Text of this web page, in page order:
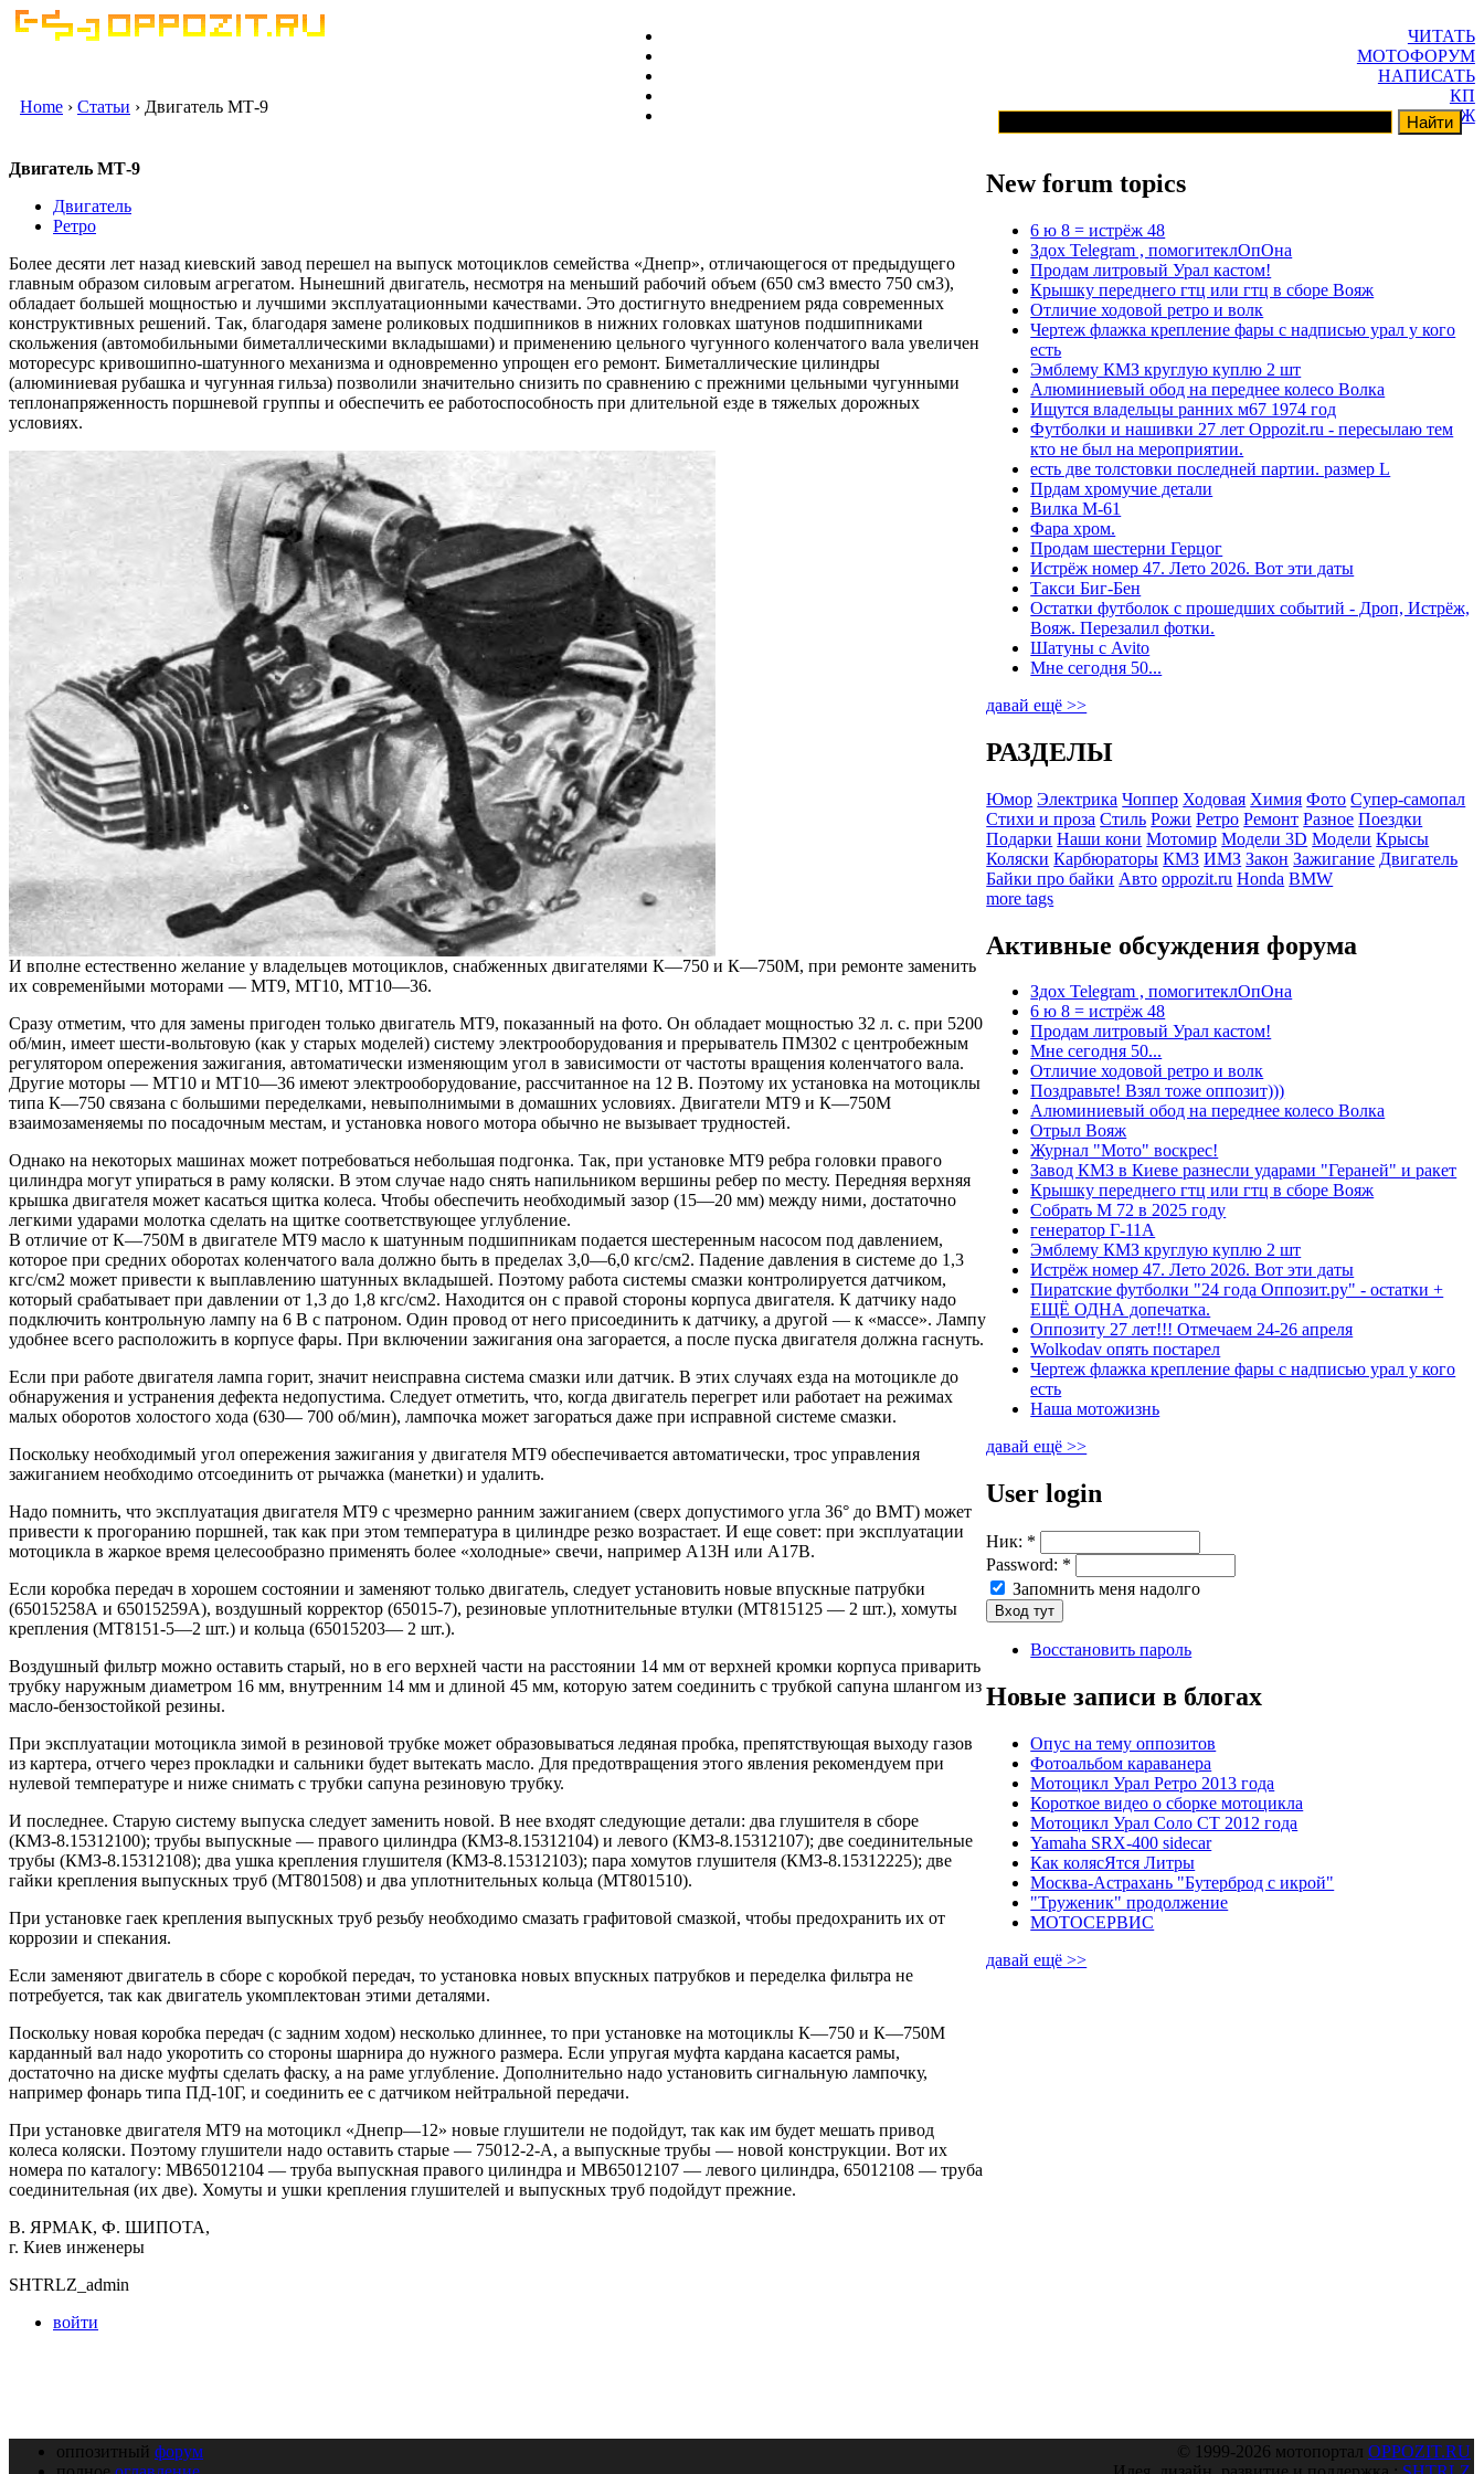
ЧИТАТЬ
МОТОФОРУМ
НАПИСАТЬ
КП
ГАРАЖ
Home › Статьи › Двигатель МТ-9
Двигатель МТ-9
Двигатель
Ретро
Более десяти лет назад киевский завод перешел на выпуск мотоциклов семейства «Днепр», отличающегося от предыдущего
главным образом силовым агрегатом. Нынешний двигатель, несмотря на меньший рабочий объем (650 см3 вместо 750 см3),
обладает большей мощностью и лучшими эксплуатационными качествами. Это достигнуто внедрением ряда современных
конструктивных решений. Так, благодаря замене роликовых подшипников в нижних головках шатунов подшипниками
скольжения (автомобильными биметаллическими вкладышами) и применению цельного чугунного коленчатого вала увеличен
моторесурс кривошипно-шатунного механизма и одновременно упрощен его ремонт. Биметаллические цилиндры
(алюминиевая рубашка и чугунная гильза) позволили значительно снизить по сравнению с прежними цельными чугунными
теплонапряженность поршневой группы и обеспечить ее работоспособность при длительной езде в тяжелых дорожных
условиях.
И вполне естественно желание у владельцев мотоциклов, снабженных двигателями К—750 и К—750М, при ремонте заменить
их современйыми моторами — МТ9, МТ10, МТ10—36.
Сразу отметим, что для замены пригоден только двигатель МТ9, показанный на фото. Он обладает мощностью 32 л. с. при 5200
об/мин, имеет шести-вольтовую (как у старых моделей) систему электрооборудования и прерыватель ПМ302 с центробежным
регулятором опережения зажигания, автоматически изменяющим угол в зависимости от частоты вращения коленчатого вала.
Другие моторы — МТ10 и МТ10—36 имеют электрооборудование, рассчитанное на 12 В. Поэтому их установка на мотоциклы
типа К—750 связана с большими переделками, невыполнимыми в домашних условиях. Двигатели МТ9 и К—750М
взаимозаменяемы по посадочным местам, и установка нового мотора обычно не вызывает трудностей.
Однако на некоторых машинах может потребоваться небольшая подгонка. Так, при установке МТ9 ребра головки правого
цилиндра могут упираться в раму коляски. В этом случае надо снять напильником вершины ребер по месту. Передняя верхняя
крышка двигателя может касаться щитка колеса. Чтобы обеспечить необходимый зазор (15—20 мм) между ними, достаточно
легкими ударами молотка сделать на щитке соответствующее углубление.
В отличие от К—750М в двигателе МТ9 масло к шатунным подшипникам подается шестеренным насосом под давлением,
которое при средних оборотах коленчатого вала должно быть в пределах 3,0—6,0 кгс/см2. Падение давления в системе до 1,3
кгс/см2 может привести к выплавлению шатунных вкладышей. Поэтому работа системы смазки контролируется датчиком,
который срабатывает при давлении от 1,3 до 1,8 кгс/см2. Находится он с правой стороны корпуса двигателя. К датчику надо
подключить контрольную лампу на 6 В с патроном. Один провод от него присоединить к датчику, а другой — к «массе». Лампу
удобнее всего расположить в корпусе фары. При включении зажигания она загорается, а после пуска двигателя должна гаснуть.
Если при работе двигателя лампа горит, значит неисправна система смазки или датчик. В этих случаях езда на мотоцикле до
обнаружения и устранения дефекта недопустима. Следует отметить, что, когда двигатель перегрет или работает на режимах
малых оборотов холостого хода (630— 700 об/мин), лампочка может загораться даже при исправной системе смазки.
Поскольку необходимый угол опережения зажигания у двигателя МТ9 обеспечивается автоматически, трос управления
зажиганием необходимо отсоединить от рычажка (манетки) и удалить.
Надо помнить, что эксплуатация двигателя МТ9 с чрезмерно ранним зажиганием (сверх допустимого угла 36° до ВМТ) может
привести к прогоранию поршней, так как при этом температура в цилиндре резко возрастает. И еще совет: при эксплуатации
мотоцикла в жаркое время целесообразно применять более «холодные» свечи, например А13Н или А17В.
Если коробка передач в хорошем состоянии и заменяют только двигатель, следует установить новые впускные патрубки
(65015258А и 65015259А), воздушный корректор (65015-7), резиновые уплотнительные втулки (МТ815125 — 2 шт.), хомуты
крепления (МТ8151-5—2 шт.) и кольца (65015203— 2 шт.).
Воздушный фильтр можно оставить старый, но в его верхней части на расстоянии 14 мм от верхней кромки корпуса приварить
трубку наружным диаметром 16 мм, внутренним 14 мм и длиной 45 мм, которую затем соединить с трубкой сапуна шлангом из
масло-бензостойкой резины.
При эксплуатации мотоцикла зимой в резиновой трубке может образовываться ледяная пробка, препятствующая выходу газов
из картера, отчего через прокладки и сальники будет вытекать масло. Для предотвращения этого явления рекомендуем при
нулевой температуре и ниже снимать с трубки сапуна резиновую трубку.
И последнее. Старую систему выпуска следует заменить новой. В нее входят следующие детали: два глушителя в сборе
(КМЗ-8.15312100); трубы выпускные — правого цилиндра (КМЗ-8.15312104) и левого (КМЗ-8.15312107); две соединительные
трубы (КМЗ-8.15312108); два ушка крепления глушителя (КМЗ-8.15312103); пара хомутов глушителя (КМЗ-8.15312225); две
гайки крепления выпускных труб (МТ801508) и два уплотнительных кольца (МТ801510).
При установке гаек крепления выпускных труб резьбу необходимо смазать графитовой смазкой, чтобы предохранить их от
коррозии и спекания.
Если заменяют двигатель в сборе с коробкой передач, то установка новых впускных патрубков и переделка фильтра не
потребуется, так как двигатель укомплектован этими деталями.
Поскольку новая коробка передач (с задним ходом) несколько длиннее, то при установке на мотоциклы К—750 и К—750М
карданный вал надо укоротить со стороны шарнира до нужного размера. Если упругая муфта кардана касается рамы,
достаточно на диске муфты сделать фаску, а на раме углубление. Дополнительно надо установить сигнальную лампочку,
например фонарь типа ПД-10Г, и соединить ее с датчиком нейтральной передачи.
При установке двигателя МТ9 на мотоцикл «Днепр—12» новые глушители не подойдут, так как им будет мешать привод
колеса коляски. Поэтому глушители надо оставить старые — 75012-2-А, а выпускные трубы — новой конструкции. Вот их
номера по каталогу: МВ65012104 — труба выпускная правого цилиндра и МВ65012107 — левого цилиндра, 65012108 — труба
соединительная (их две). Хомуты и ушки крепления глушителей и выпускных труб подойдут прежние.
В. ЯРМАК, Ф. ШИПОТА,
г. Киев инженеры
SHTRLZ_admin
войти
New forum topics
6 ю 8 = истрёж 48
Здох Telegram , помогитеклОпОна
Продам литровый Урал кастом!
Крышку переднего гтц или гтц в сборе Вояж
Отличие ходовой ретро и волк
Чертеж флажка крепление фары с надписью урал у кого
есть
Эмблему КМЗ круглую куплю 2 шт
Алюминиевый обод на переднее колесо Волка
Ищутся владельцы ранних м67 1974 год
Футболки и нашивки 27 лет Oppozit.ru - пересылаю тем
кто не был на мероприятии.
есть две толстовки последней партии. размер L
Прдам хромучие детали
Вилка М-61
Фара хром.
Продам шестерни Герцог
Истрёж номер 47. Лето 2026. Вот эти даты
Такси Биг-Бен
Остатки футболок с прошедших событий - Дроп, Истрёж,
Вояж. Перезалил фотки.
Шатуны с Avito
Мне сегодня 50...
давай ещё >>
РАЗДЕЛЫ
Юмор Электрика Чоппер Ходовая Химия Фото Супер-самопал
Стихи и проза Стиль Рожи Ретро Ремонт Разное Поездки
Подарки Наши кони Мотомир Модели 3D Модели Крысы
Коляски Карбюраторы КМЗ ИМЗ Закон Зажигание Двигатель
Байки про байки Авто oppozit.ru Honda BMW
more tags
Активные обсуждения форума
Здох Telegram , помогитеклОпОна
6 ю 8 = истрёж 48
Продам литровый Урал кастом!
Мне сегодня 50...
Отличие ходовой ретро и волк
Поздравьте! Взял тоже оппозит)))
Алюминиевый обод на переднее колесо Волка
Отрыл Вояж
Журнал "Мото" воскрес!
Завод КМЗ в Киеве разнесли ударами "Гераней" и ракет
Крышку переднего гтц или гтц в сборе Вояж
Собрать М 72 в 2025 году
генератор Г-11А
Эмблему КМЗ круглую куплю 2 шт
Истрёж номер 47. Лето 2026. Вот эти даты
Пиратские футболки "24 года Оппозит.ру" - остатки +
ЕЩЁ ОДНА допечатка.
Оппозиту 27 лет!!! Отмечаем 24-26 апреля
Wolkodav опять постарел
Чертеж флажка крепление фары с надписью урал у кого
есть
Наша мотожизнь
давай ещё >>
User login
Ник: *
Password: *
Запомнить меня надолго
Восстановить пароль
Новые записи в блогах
Опус на тему оппозитов
Фотоальбом караванера
Мотоцикл Урал Ретро 2013 года
Короткое видео о сборке мотоцикла
Мотоцикл Урал Соло СТ 2012 года
Yamaha SRX-400 sidecar
Как колясЯтся Литры
Москва-Астрахань "Бутерброд с икрой"
"Труженик" продолжение
МОТОСЕРВИС
давай ещё >>
оппозитный форум
© 1999-2026 мотопортал OPPOZIT.RU